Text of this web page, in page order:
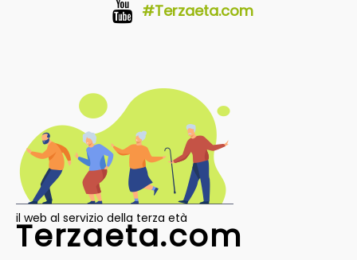
#Terzaeta.com
il web al servizio della terza età
Terzaeta.com